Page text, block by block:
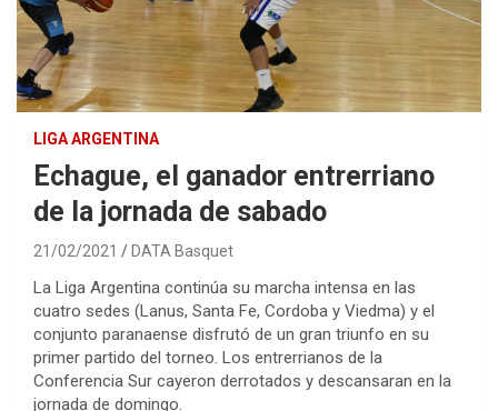
LIGA ARGENTINA
Echague, el ganador entrerriano
de la jornada de sabado
21/02/2021 DATA Basquet
La Liga Argentina continúa su marcha intensa en las
cuatro sedes (Lanus, Santa Fe, Cordoba y Viedma) y el
conjunto paranaense disfrutó de un gran triunfo en su
primer partido del torneo. Los entrerrianos de la
Conferencia Sur cayeron derrotados y descansaran en la
jornada de domingo.